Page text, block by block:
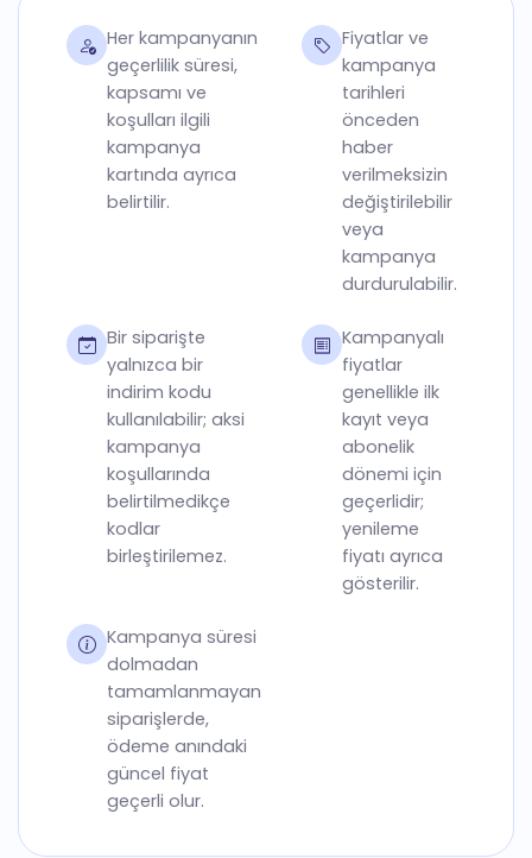
Her kampanyanın
geçerlilik süresi,
kapsamı ve
koşulları ilgili
kampanya
kartında ayrıca
belirtilir.
Fiyatlar ve
kampanya
tarihleri
önceden
haber
verilmeksizin
değiştirilebilir
veya
kampanya
durdurulabilir.
Bir siparişte
yalnızca bir
indirim kodu
kullanılabilir; aksi
kampanya
koşullarında
belirtilmedikçe
kodlar
birleştirilemez.
Kampanyalı
fiyatlar
genellikle ilk
kayıt veya
abonelik
dönemi için
geçerlidir;
yenileme
fiyatı ayrıca
gösterilir.
Kampanya süresi
dolmadan
tamamlanmayan
siparişlerde,
ödeme anındaki
güncel fiyat
geçerli olur.